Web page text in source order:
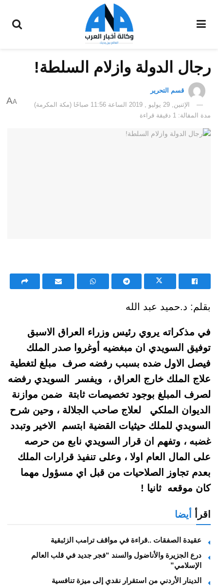
رجال الدولة وازلام السلطة!
قسم التحرير
الإثنين, 29 يوليو , 2019 الساعة 11:56 صباحًا (مكة المكرمة)
مدة المقالة: 1 دقيقة قراءة
A
A
بقلم: د.حميد عبد الله
في مذكراته يروي رئيس وزراء العراق الاسبق
توفيق السويدي ان مبغضيه أوغروا صدر الملك
فيصل الاول ضده بسبب رفضه صرف مبلغ لتغطية
علاج الملك خارج العراق ، ويفسر السويدي رفضه
لصرف المبلغ بوجود تخصيصات ثابتة ضمن موازنة
الديوان الملكي لعلاج صاحب الجلالة ، وحين شرح
السويدي للملك حيثيات القضية ابتسم الاخير وتبدد
غضبه ، وتفهم ان قرار السويدي نابع من حرصه
على المال العام اولا ، وعلى تنفيذ قرارات الملك
بعدم تجاوز الصلاحيات من قبل اي مسؤول مهما
كان موقعه ثانيا !
اقرأ أيضا
عقيدة الصفقات ..قراءة في مواقف ترامب الزئبقية
درع الجزيرة والأناضول والسند “فجر جديد في قلب العالم
الإسلامي”
الدينار الأردني من استقرار نقدي إلى ميزة تنافسية